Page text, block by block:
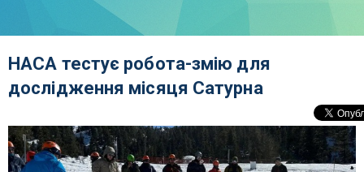
НАСА тестує робота-змію для
дослідження місяця Сатурна